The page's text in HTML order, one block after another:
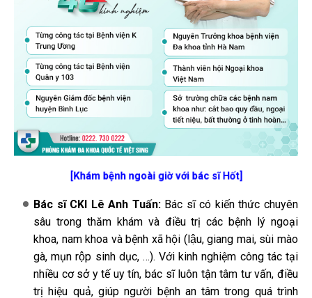
[Khám bệnh ngoài giờ với bác sĩ Hốt]
Bác sĩ CKI Lê Anh Tuấn:Bác sĩ có kiến thức chuyên
sâu trong thăm khám và điều trị các bệnh lý ngoại
khoa, nam khoa và bệnh xã hội (lậu, giang mai, sùi mào
gà, mụn rộp sinh dục, …). Với kinh nghiệm công tác tại
nhiều cơ sở y tế uy tín, bác sĩ luôn tận tâm tư vấn, điều
trị hiệu quả, giúp người bệnh an tâm trong quá trình